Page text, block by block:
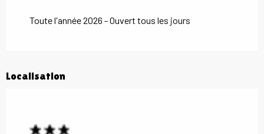
Toute l'année 2026 - Ouvert tous les jours
Localisation